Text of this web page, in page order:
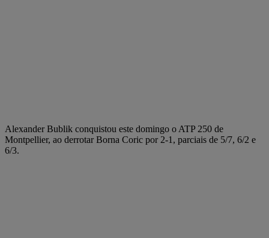
Alexander Bublik conquistou este domingo o ATP 250 de
Montpellier, ao derrotar Borna Coric por 2-1, parciais de 5/7, 6/2 e
6/3.